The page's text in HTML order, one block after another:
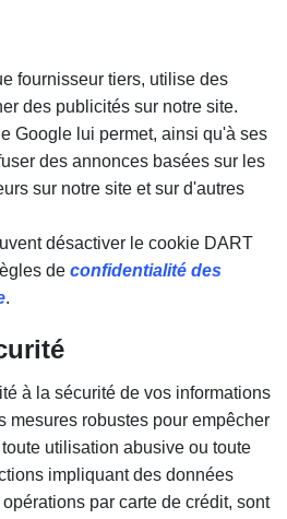
fournisseur tiers, utilise des
des publicités sur notre site.
Google lui permet, ainsi qu'à ses
des annonces basées sur les
sur notre site et sur d'autres
désactiver le cookie DART
de confidentialité des
.
à la sécurité de vos informations
mesures robustes pour empêcher
utilisation abusive ou toute
impliquant des données
par carte de crédit, sont